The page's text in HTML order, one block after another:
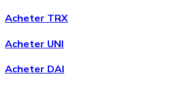
Acheter TRX
Acheter UNI
Acheter DAI